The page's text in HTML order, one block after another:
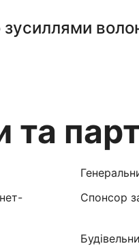
зусиллями
та
Спонсор